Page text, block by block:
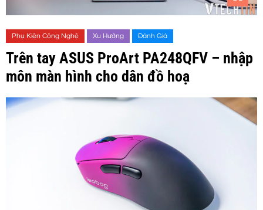
Phụ Kiện Công Nghệ Xu Hướng Đánh Giá
Trên tay ASUS ProArt PA248QFV – nhập
môn màn hình cho dân đồ hoạ